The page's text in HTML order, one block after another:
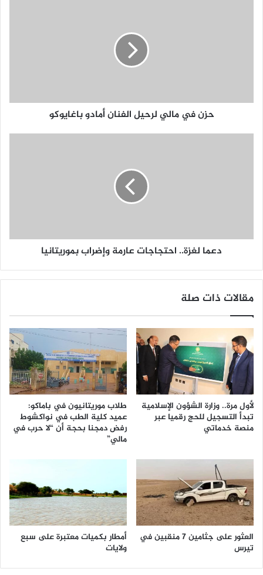
حزن في مالي لرحيل الفنان أمادو باغايوكو
دعما لغزة.. احتجاجات عارمة وإضراب بموريتانيا
مقالات ذات صلة
لأول مرة.. وزارة الشؤون الإسلامية
تبدأ التسجيل للحج رقميا عبر
منصة خدماتي
طلاب موريتانيون في باماكو:
عميد كلية الطب في نواكشوط
رفض دمجنا بحجة أن “لا حرب في
مالي”
العثور على جثامين 7 منقبين في
تيرس
أمطار بكميات معتبرة على سبع
ولايات